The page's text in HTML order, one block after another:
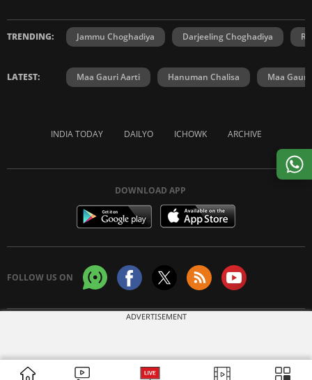
TRENDING: Jammu Choghadiya Darjeeling Choghadiya
LATEST: Maa Gauri Aarti Hanuman Chalisa Maa Gauri
INDIA TODAY DAILYO ICHOWK ARCHIVE
DOWNLOAD APP
FOLLOW US ON
ADVERTISEMENT